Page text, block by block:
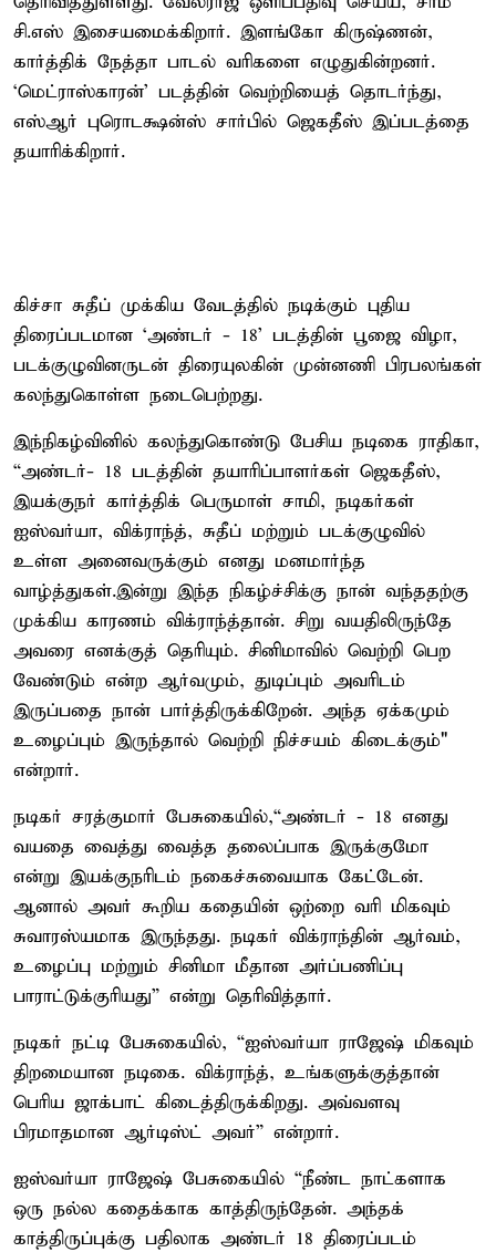
சி.எஸ் இசையமைக்கிறார். இளங்கோ கிருஷ்ணன்,
கார்த்திக் நேத்தா பாடல் வரிகளை எழுதுகின்றனர்.
‘மெட்ராஸ்காரன்’ படத்தின் வெற்றியைத் தொடர்ந்து,
எஸ்ஆர் புரொடக்ஷன்ஸ் சார்பில் ஜெகதீஸ் இப்படத்தை
தயாரிக்கிறார்.
கிச்சா சுதீப் முக்கிய வேடத்தில் நடிக்கும் புதிய
திரைப்படமான ‘அண்டர் - 18’ படத்தின் பூஜை விழா,
படக்குழுவினருடன் திரையுலகின் முன்னணி பிரபலங்கள்
கலந்துகொள்ள நடைபெற்றது.
இந்நிகழ்வினில் கலந்துகொண்டு பேசிய நடிகை ராதிகா,
“அண்டர்- 18 படத்தின் தயாரிப்பாளர்கள் ஜெகதீஸ்,
இயக்குநர் கார்த்திக் பெருமாள் சாமி, நடிகர்கள்
ஐஸ்வர்யா, விக்ராந்த், சுதீப் மற்றும் படக்குழுவில்
உள்ள அனைவருக்கும் எனது மனமார்ந்த
வாழ்த்துகள்.இன்று இந்த நிகழ்ச்சிக்கு நான் வந்ததற்கு
முக்கிய காரணம் விக்ராந்த்தான். சிறு வயதிலிருந்தே
அவரை எனக்குத் தெரியும். சினிமாவில் வெற்றி பெற
வேண்டும் என்ற ஆர்வமும், துடிப்பும் அவரிடம்
இருப்பதை நான் பார்த்திருக்கிறேன். அந்த ஏக்கமும்
உழைப்பும் இருந்தால் வெற்றி நிச்சயம் கிடைக்கும்"
என்றார்.
நடிகர் சரத்குமார் பேசுகையில்,“அண்டர் - 18 எனது
வயதை வைத்து வைத்த தலைப்பாக இருக்குமோ
என்று இயக்குநரிடம் நகைச்சுவையாக கேட்டேன்.
ஆனால் அவர் கூறிய கதையின் ஒற்றை வரி மிகவும்
சுவாரஸ்யமாக இருந்தது. நடிகர் விக்ராந்தின் ஆர்வம்,
உழைப்பு மற்றும் சினிமா மீதான அர்ப்பணிப்பு
பாராட்டுக்குரியது” என்று தெரிவித்தார்.
நடிகர் நட்டி பேசுகையில், “ஐஸ்வர்யா ராஜேஷ் மிகவும்
திறமையான நடிகை. விக்ராந்த், உங்களுக்குத்தான்
பெரிய ஜாக்பாட் கிடைத்திருக்கிறது. அவ்வளவு
பிரமாதமான ஆர்டிஸ்ட் அவர்” என்றார்.
ஐஸ்வர்யா ராஜேஷ் பேசுகையில் “நீண்ட நாட்களாக
ஒரு நல்ல கதைக்காக காத்திருந்தேன். அந்தக்
காத்திருப்புக்கு பதிலாக அண்டர் 18 திரைப்படம்